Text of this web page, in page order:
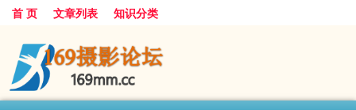
首 页 文章列表 知识分类